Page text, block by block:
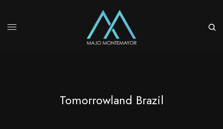
Tomorrowland Brazil